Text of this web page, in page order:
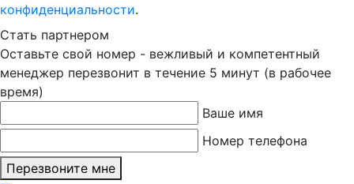
конфиденциальности.
Стать партнером
Оставьте свой номер - вежливый и компетентный
менеджер перезвонит в течение 5 минут (в рабочее
время)
Ваше имя
Номер телефона
Перезвоните мне